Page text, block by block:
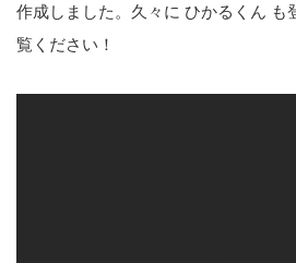
作成しました。久々に ひかるくん も
覧ください！